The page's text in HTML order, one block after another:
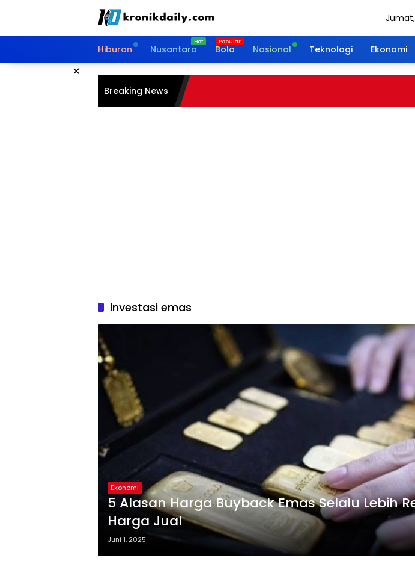
Hiburan Nusantara Bola Nasional Teknologi Ekonomi
×
Breaking News
investasi emas
Ekonomi
5 Alasan Harga Buyback Emas Selalu Lebih
Harga Jual
Juni 1, 2025